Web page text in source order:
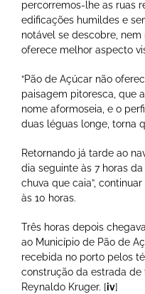
percorremos-lhe as ruas
edificações humildes e
notável se descobre, nem
oferece melhor aspecto
“Pão de Açúcar não
paisagem pitoresca, que
nome aformoseia, e o
duas léguas longe, torna
Retornando já tarde ao
dia seguinte às 7 horas
chuva que caia”,
às 10 horas.
Três horas depois
ao Município de Pão de
recebida no porto pelos
construção da estrada de
Reynaldo Kruger. [iv]